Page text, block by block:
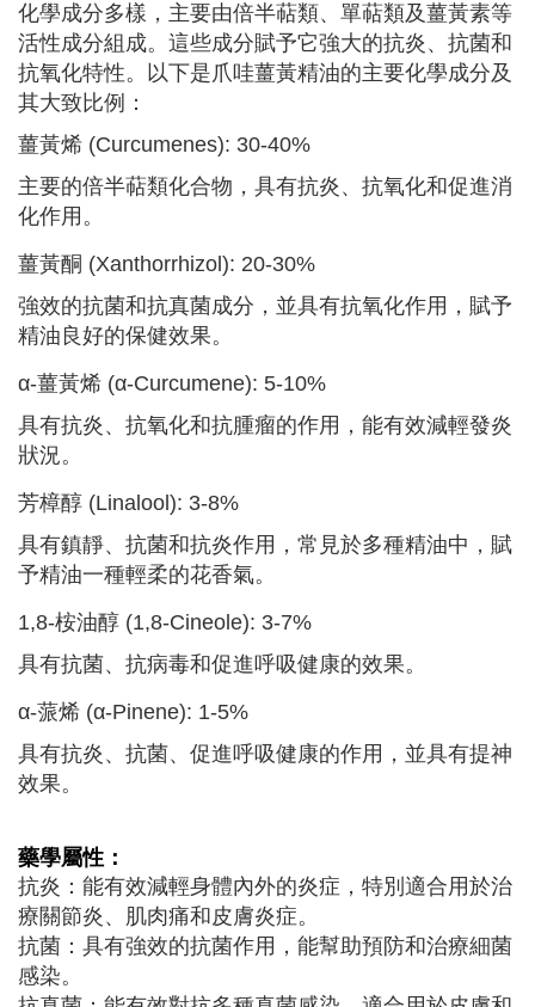
化學成分多樣，主要由倍半萜類、單萜類及薑黃素等
活性成分組成。這些成分賦予它強大的抗炎、抗菌和
抗氧化特性。以下是爪哇薑黃精油的主要化學成分及
其大致比例：
薑黃烯 (Curcumenes): 30-40%
主要的倍半萜類化合物，具有抗炎、抗氧化和促進消
化作用。
薑黃酮 (Xanthorrhizol): 20-30%
強效的抗菌和抗真菌成分，並具有抗氧化作用，賦予
精油良好的保健效果。
α-薑黃烯 (α-Curcumene): 5-10%
具有抗炎、抗氧化和抗腫瘤的作用，能有效減輕發炎
狀況。
芳樟醇 (Linalool): 3-8%
具有鎮靜、抗菌和抗炎作用，常見於多種精油中，賦
予精油一種輕柔的花香氣。
1,8-桉油醇 (1,8-Cineole): 3-7%
具有抗菌、抗病毒和促進呼吸健康的效果。
α-蒎烯 (α-Pinene): 1-5%
具有抗炎、抗菌、促進呼吸健康的作用，並具有提神
效果。
藥學屬性：
抗炎：能有效減輕身體內外的炎症，特別適合用於治
療關節炎、肌肉痛和皮膚炎症。
抗菌：具有強效的抗菌作用，能幫助預防和治療細菌
感染。